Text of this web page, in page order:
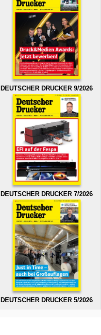
DEUTSCHER DRUCKER 9/2026
DEUTSCHER DRUCKER 7/2026
DEUTSCHER DRUCKER 5/2026